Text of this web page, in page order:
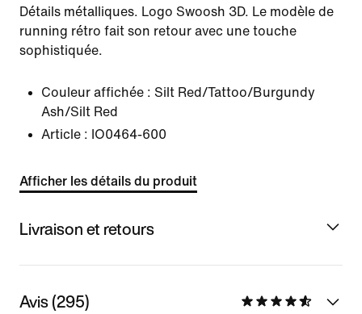
Détails métalliques. Logo Swoosh 3D. Le modèle de
running rétro fait son retour avec une touche
sophistiquée.
Couleur affichée : Silt Red/Tattoo/Burgundy
Ash/Silt Red
Article : IO0464-600
Afficher les détails du produit
Livraison et retours
Avis (295)